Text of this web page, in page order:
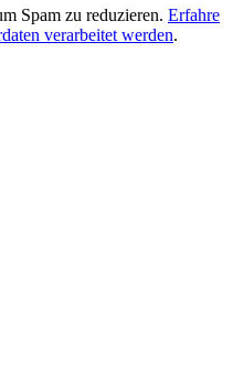
Spam zu reduzieren. Erfahre
verarbeitet werden.